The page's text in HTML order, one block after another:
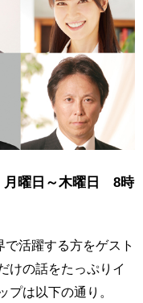
月曜日～木曜日 8時
活躍する方をゲスト
けの話をたっぷりイ
プは以下の通り。